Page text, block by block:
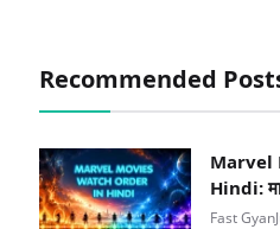
Recommended
Marvel
Hindi:
Fast Gyan